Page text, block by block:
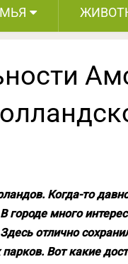
Когда-то
много
отлично
Вот какие